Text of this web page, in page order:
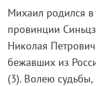
Михаил родился
провинции
Николая
бежавших из
(3). Волею